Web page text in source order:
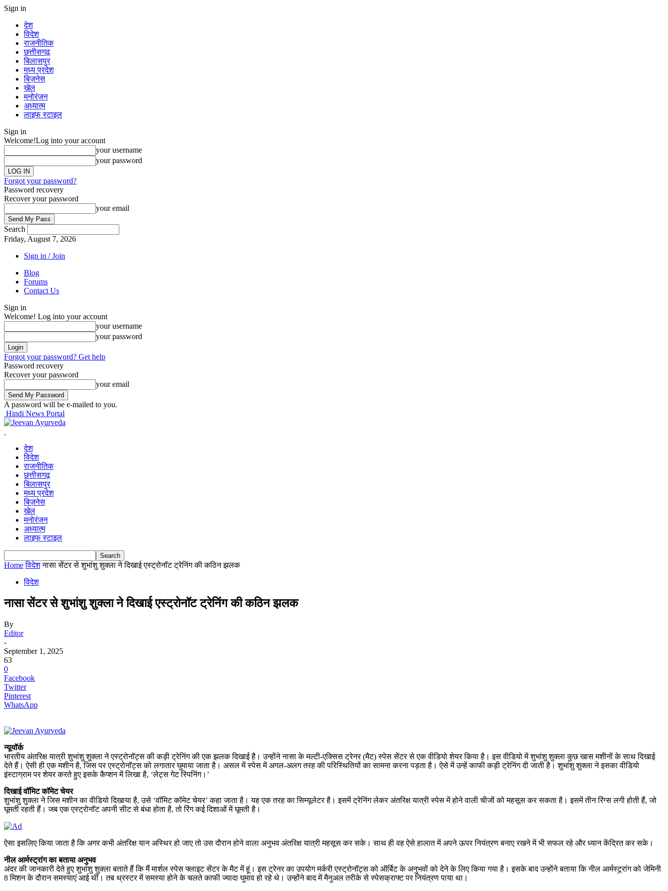
Sign in
देश
विदेश
राजनीतिक
छत्तीसगढ़
बिलासपुर
मध्य प्रदेश
बिज़नेस
खेल
मनोरंजन
अध्यात्म
लाइफ स्टाइल
Sign in
Welcome!Log into your account
your username
your password
Forgot your password?
Password recovery
Recover your password
your email
Search
Friday, August 7, 2026
Sign in / Join
Blog
Forums
Contact Us
Sign in
Welcome! Log into your account
your username
your password
Forgot your password? Get help
Password recovery
Recover your password
your email
A password will be e-mailed to you.
Hindi News Portal
देश
विदेश
राजनीतिक
छत्तीसगढ़
बिलासपुर
मध्य प्रदेश
बिज़नेस
खेल
मनोरंजन
अध्यात्म
लाइफ स्टाइल
Home विदेश नासा सेंटर से शुभांशु शुक्ला ने दिखाई एस्ट्रोनॉट ट्रेनिंग की कठिन झलक
विदेश
नासा सेंटर से शुभांशु शुक्ला ने दिखाई एस्ट्रोनॉट ट्रेनिंग की कठिन झलक
By
Editor
-
September 1, 2025
63
0
Facebook
Twitter
Pinterest
WhatsApp
न्यूयॉर्क
भारतीय अंतरिक्ष यात्री शुभांशु शुक्ला ने एस्ट्रोनॉट्स की कड़ी ट्रेनिंग की एक झलक दिखाई है। उन्होंने नासा के मल्टी-एक्सिस ट्रेनर (मैट) स्पेस सेंटर से एक वीडियो शेयर किया है। इस वीडियो में शुभांशु शुक्ला कुछ खास मशीनों के साथ दिखाई
देते हैं। ऐसी ही एक मशीन है, जिस पर एस्ट्रोनॉट्स को लगातार घुमाया जाता है। असल में स्पेस में अगल-अलग तरह की परिस्थितियों का सामना करना पड़ता है। ऐसे में उन्हें काफी कड़ी ट्रेनिंग दी जाती है। शुभांशु शुक्ला ने इसका वीडियो
इंस्टाग्राम पर शेयर करते हुए इसके कैप्शन में लिखा है, ‘लेट्स गेट स्पिनिंग।’
दिखाई वॉमिट कॉमेट चेयर
शुभांशु शुक्ला ने जिस मशीन का वीडियो दिखाया है, उसे ‘वॉमिट कॉमेट चेयर’ कहा जाता है। यह एक तरह का सिम्यूलेटर है। इसमें ट्रेनिंग लेकर अंतरिक्ष यात्री स्पेस में होने वाली चीजों को महसूस कर सकता है। इसमें तीन रिंग्स लगी होती हैं, जो
घूमती रहती हैं। जब एक एस्ट्रोनॉट अपनी सीट से बंधा होता है, तो रिंग कई दिशाओं में घूमती है।
ऐसा इसलिए किया जाता है कि अगर कभी अंतरिक्ष यान अस्थिर हो जाए तो उस दौरान होने वाला अनुभव अंतरिक्ष यात्री महसूस कर सके। साथ ही वह ऐसे हालात में अपने ऊपर नियंत्रण बनाए रखने में भी सफल रहे और ध्यान केंद्रित कर सके।
नील आर्मस्ट्रांग का बताया अनुभव
अंदर की जानकारी देते हुए शुभांशु शुक्ला बताते हैं कि मैं मार्शल स्पेस फ्लाइट सेंटर के मैट में हूं। इस ट्रेनर का उपयोग मर्करी एस्ट्रोनॉट्स को ऑर्बिट के अनुभवों को देने के लिए किया गया है। इसके बाद उन्होंने बताया कि नील आर्मस्ट्र्रांग को जेमिनी
8 मिशन के दौरान समस्याएं आई थीं। तब थ्रस्टर में समस्या होने के चलते काफी ज्यादा घुमाव हो रहे थे। उन्होंने बाद में मैनुअल तरीके से स्पेसक्राफ्ट पर नियंत्रण पाया था।